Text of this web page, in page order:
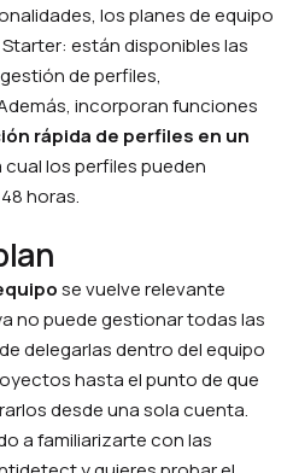
los planes de equipo
están disponibles las
de perfiles,
incorporan funciones
rápida de perfiles en un
cual los perfiles pueden
horas.
se vuelve relevante
no puede gestionar todas las
delegarlas dentro del equipo
hasta el punto de que
desde una sola cuenta.
a familiarizarte con las